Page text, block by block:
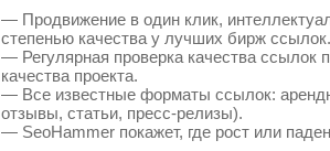
— Продвижение в один клик,
степенью качества у лучших бирж ссылок.
— Регулярная проверка качества ссылок
качества проекта.
— Все известные форматы ссылок:
отзывы, статьи, пресс-релизы).
— SeoHammer покажет, где рост или